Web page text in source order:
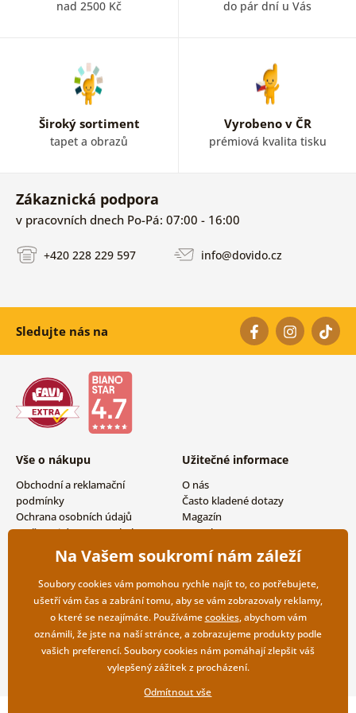
nad 2500 Kč do pár dní u Vás
Široký sortiment
tapet a obrazů
Vyrobeno v ČR
prémiová kvalita tisku
Zákaznická podpora
v pracovních dnech Po-Pá: 07:00 - 16:00
+420 228 229 597 info@dovido.cz
Sledujte nás na
Vše o nákupu
Obchodní a reklamační
podmínky
Ochrana osobních údajů
Možnosti dopravy a platby
Vrácení zboží
Užitečné informace
O nás
Často kladené dotazy
Magazín
Kontakty
Velkoobchodní spolupráce
Na Vašem soukromí nám záleží
Soubory cookies vám pomohou rychle najít to, co potřebujete,
ušetří vám čas a zabrání tomu, aby se vám zobrazovaly reklamy,
o které se nezajímáte. Používámecookies, abychom vám
oznámili, že jste na naší stránce, a zobrazujeme produkty podle
vašich preferencí. Soubory cookies nám pomáhají zlepšit váš
vylepšený zážitek z procházení.
Odmítnout vše